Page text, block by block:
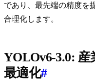
であり、最先端の精度を
合理化します。
YOLOv6-3.0:
最適化#